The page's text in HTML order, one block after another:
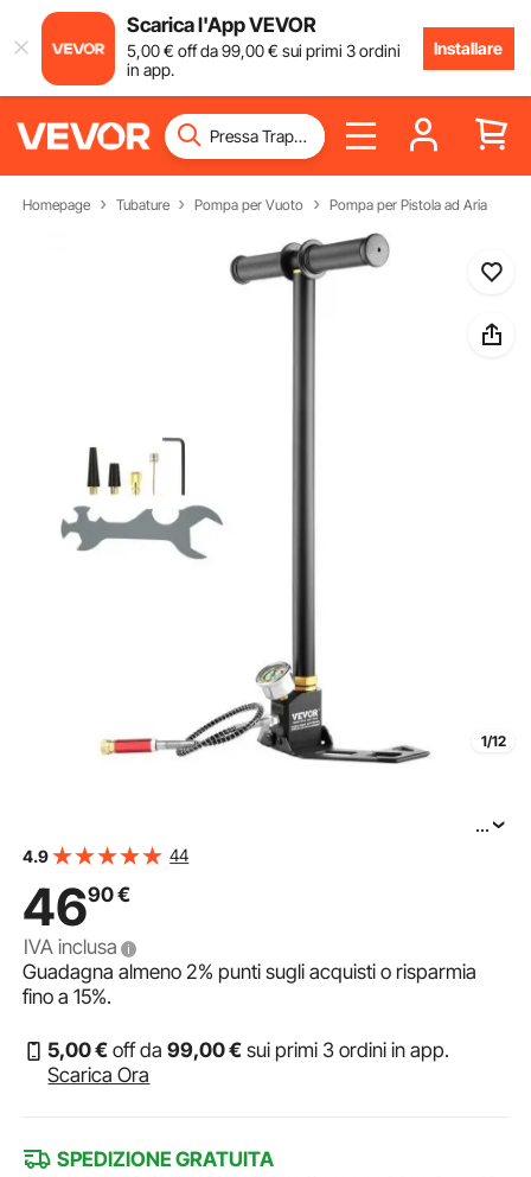
Scarica l'App VEVOR
5,00€ off da99,00€ sui primi 3 ordini
in app.
Installare
Homepage Tubature Pompa per Vuoto Pompa per Pistola ad Aria
1/12
VEVOR Pompa PCP, pressione 4500 PSI (0-30 MPa),
dell'aria a 3 stadi, pompa con staffa di ricarica PCP,
...
4.9 44
4690€
IVA inclusa
Guadagna almeno2% punti sugli acquisti o risparmia
fino a15%.
5,00€ off da99,00€ sui primi 3 ordini in app.
Scarica Ora
SPEDIZIONE GRATUITA